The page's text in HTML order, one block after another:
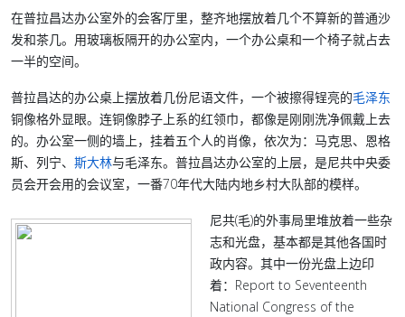
在普拉昌达办公室外的会客厅里，整齐地摆放着几个不算新的普通沙
发和茶几。用玻璃板隔开的办公室内，一个办公桌和一个椅子就占去
一半的空间。
普拉昌达的办公桌上摆放着几份尼语文件，一个被擦得锃亮的毛泽东
铜像格外显眼。连铜像脖子上系的红领巾，都像是刚刚洗净佩戴上去
的。办公室一侧的墙上，挂着五个人的肖像，依次为：马克思、恩格
斯、列宁、 斯大林与毛泽东。普拉昌达办公室的上层，是尼共中央委
员会开会用的会议室，一番70年代大陆内地乡村大队部的模样。
尼共(毛)的外事局里堆放着一些杂
志和光盘，基本都是其他各国时
政内容。其中一份光盘上边印
着：Report to Seventeenth
National Congress of the